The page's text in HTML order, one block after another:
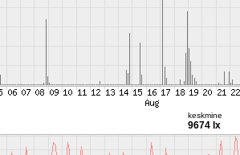
keskmine
9674 lx